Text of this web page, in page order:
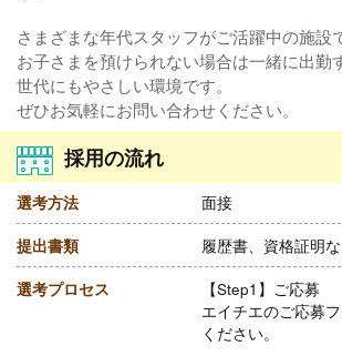
さまざまな年代スタッフがご活躍中の施設
お子さまを預けられない場合は一緒に出勤
世代にもやさしい環境です。
ぜひお気軽にお問い合わせください。
採用の流れ
選考方法 面接
提出書類 履歴書、資格証明
選考プロセス
【Step1】ご応募
エイチエのご応募
ください。